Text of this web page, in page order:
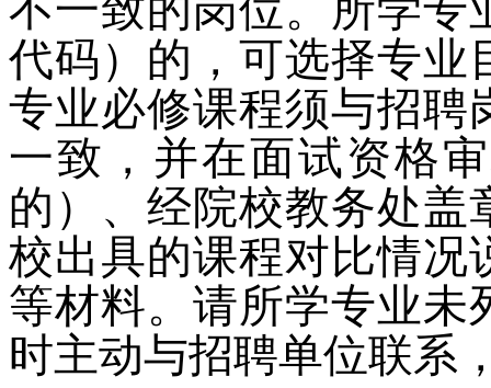
代码）的，可选择专业
专业必修课程须与招聘
一致，并在面试资格
的）、经院校教务处盖
校出具的课程对比情况
等材料。请所学专业未
时主动与招聘单位联系